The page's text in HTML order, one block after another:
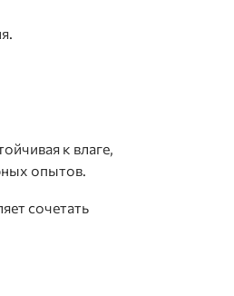
к влаге,
опытов.
сочетать